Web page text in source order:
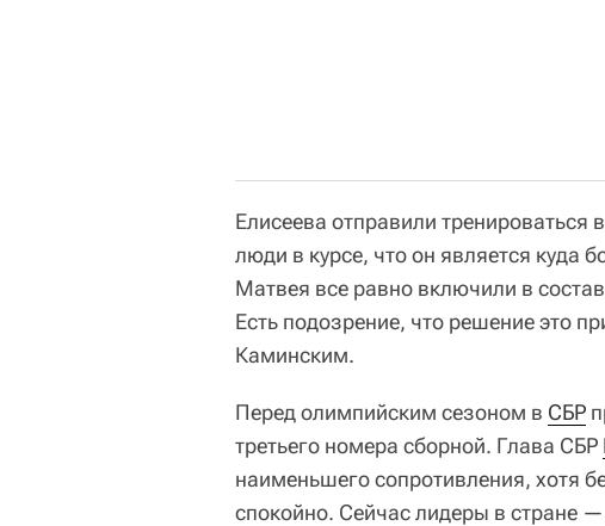
Елисеева отправили
люди в курсе, что он является куда
Матвея все равно включили в
Есть подозрение, что решение это
Каминским.
Перед олимпийским сезоном в СБР
третьего номера сборной. Глава СБР
наименьшего сопротивления, хотя
спокойно. Сейчас лидеры в стране